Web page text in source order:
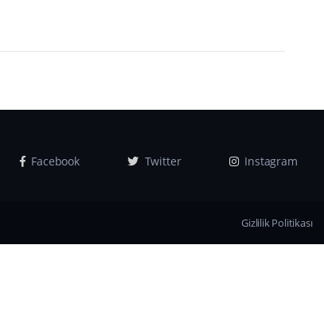
Facebook Twitter Instagram
Gizlilik Politikası